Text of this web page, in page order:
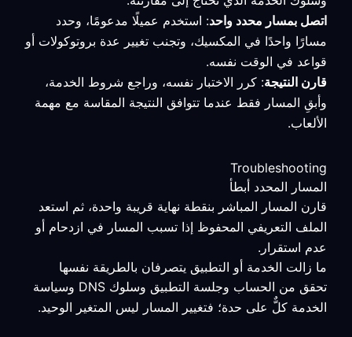
اتصل بمسار محدد واحد: استخدم عميلًا مدعومًا، وحدد
مسارًا واحدًا في المكسيك، وتجنب تغيير عدة بروتوكولات أو
قواعد في الوقت نفسه.
قارن النتيجة: كرر الاختبار نفسه، وراجع شروط الخدمة،
وأبقِ المسار فقط عندما تتوافق النتيجة المقاسة مع مهمة
الألعاب.
Troubleshooting
المسار المحدد أبطأ
قارن المسار المباشر بنقطة نهاية قريبة واحدة، ثم استعد
الملف التعريفي المحفوظ إذا تسبب المسار في ازدحام أو
عدم استقرار.
ما زالت الخدمة أو التطبيق يتصرفان بالطريقة نفسها
تحقق من الحساب وجلسة التطبيق وسلوك DNS وسياسة
الخدمة كلٌّ على حدة؛ فتغيير المسار ليس المتغير الوحيد.